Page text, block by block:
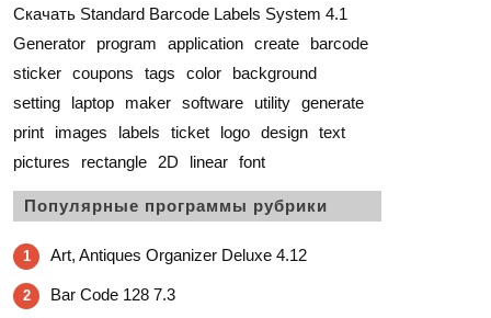
Скачать Standard Barcode Labels System 4.1
Generator
program application create
barcode
sticker coupons tags color
background
setting
laptop maker software utility generate
print
images labels ticket logo design text
pictures
rectangle 2D linear font
Популярные программы рубрики
1 Art, Antiques Organizer Deluxe 4.12
2 Bar Code 128 7.3